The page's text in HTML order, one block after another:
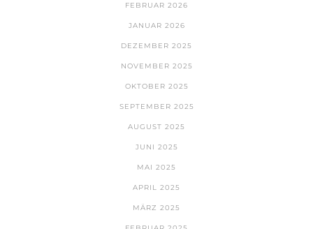
FEBRUAR 2026
JANUAR 2026
DEZEMBER 2025
NOVEMBER 2025
OKTOBER 2025
SEPTEMBER 2025
AUGUST 2025
JUNI 2025
MAI 2025
APRIL 2025
MÄRZ 2025